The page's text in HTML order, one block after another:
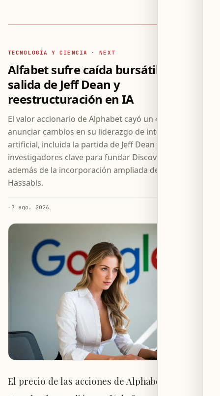
TECNOLOGÍA Y CIENCIA · NEXT
Alfabet sufre caída bursátil tras
salida de Jeff Dean y
reestructuración en IA
El valor accionario de Alphabet cayó un 4 % tras
anunciar cambios en su liderazgo de inteligencia
artificial, incluida la partida de Jeff Dean y tres
investigadores clave para fundar Discovery Loop,
además de la incorporación ampliada de Demis
Hassabis.
· 7 ago. 2026
El precio de las acciones de Alphabet, matriz de